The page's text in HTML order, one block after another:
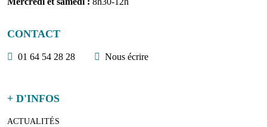
CONTACT
01 64 54 28 28 Nous écrire
+ D'INFOS
ACTUALITÉS